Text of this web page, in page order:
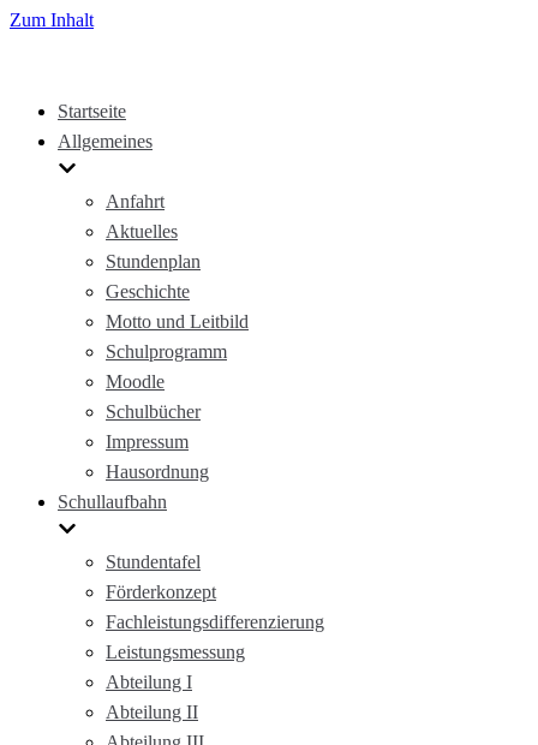
Zum Inhalt
Startseite
Allgemeines
Anfahrt
Aktuelles
Stundenplan
Geschichte
Motto und Leitbild
Schulprogramm
Moodle
Schulbücher
Impressum
Hausordnung
Schullaufbahn
Stundentafel
Förderkonzept
Fachleistungsdifferenzierung
Leistungsmessung
Abteilung I
Abteilung II